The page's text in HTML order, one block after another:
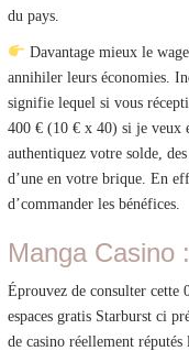
du pays.
Davantage mieux le
annihiler leurs économies.
signifie lequel si vous
400 € (10 € x 40) si je veux
authentiquez votre solde,
d’une en votre brique. En
d’commander les bénéfices.
Manga Casino
Éprouvez de consulter cette
espaces gratis Starburst ci
de casino réellement